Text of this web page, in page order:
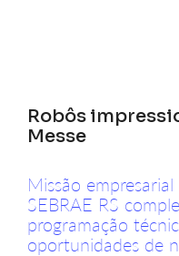
Robôs
Messe
Missão
SEBRAE RS
programação
oportunidades de